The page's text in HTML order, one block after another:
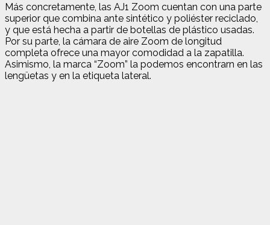
Más concretamente, las AJ1 Zoom cuentan con una parte
superior que combina ante sintético y poliéster reciclado,
y que está hecha a partir de botellas de plástico usadas.
Por su parte, la cámara de aire Zoom de longitud
completa ofrece una mayor comodidad a la zapatilla.
Asimismo, la marca “Zoom” la podemos encontrarn en las
lengüetas y en la etiqueta lateral.